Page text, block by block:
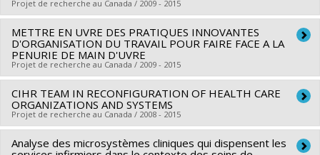
Funding sources:
services sociaux Cavendish
Grant programs:
Pomey
Funding sources:IRSC/Instituts de recherche en santé du
Canada
Grant programs:PVXXXXXX-Subvention d'équipe
Projet de recherche au Canada / 2009 - 2015
Lead researcher : Carl Ardy Dubois
Co-researchers : Lise Lamothe, Luce Beauregard, Patrick
Dube ,André Giroux,Kathleen Bentein
Odette Bolduc ,Daniele Francoeur , Alex Battaglini, Daniel
Corbeil,Jean-Luc Bedard,Jean-Philippe Ferland
Funding sources:
Canada
METTRE EN UVRE DES PRATIQUES INNOVANTES
D'ORGANISATION DU TRAVAIL POUR FAIRE FACE A LA
PENURIE DE MAIN D'UVRE
Projet de recherche au Canada / 2009 - 2015
Lead researcher : Carl Ardy Dubois
Co-researchers : Lise Lamothe,Luce Beauregard
Dube,André Giroux,Kathleen Bentein,Frédéric Gilbert,
Odette Bolduc,Daniele Francoeur,Alex Battaglini,Daniel
CIHR TEAM IN RECONFIGURATION OF HEALTH CARE
ORGANIZATIONS AND SYSTEMS
Projet de recherche au Canada / 2008 - 2015
Lead researcher : Jean-Louis Denis
Analyse des microsystèmes cliniques qui dispensent les